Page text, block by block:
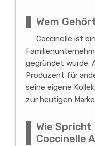
Wem
Coccinelle ist
gegründet wurde.
Produzent für
seine eigene
zur heutigen
Wie Spricht
Coccinelle